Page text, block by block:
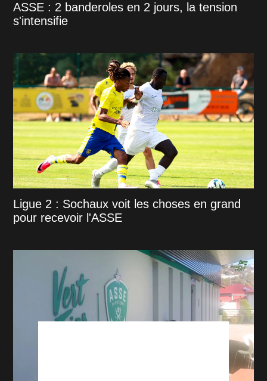
ASSE : 2 banderoles en 2 jours, la tension
s'intensifie
Ligue 2 : Sochaux voit les choses en grand
pour recevoir l'ASSE